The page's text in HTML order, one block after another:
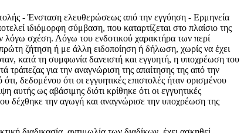
- Ένσταση ελευθερώσεως από την εγγύηση - Ερμηνεία
ιδιόμορφη σύμβαση, που καταρτίζεται στο πλαίσιο της
λόγω σχέση. Λόγω του ενδοτικού χαρακτήρα των περί
ζήτηση ή με άλλη ειδοποίηση ή δήλωση, χωρίς να έχει
κατά τη συμφωνία δανειστή και εγγυητή, η υποχρέωση του
τράπεζας για την αναγνώριση της απαίτησης της από την
δεδομένου ότι οι εγγυητικές επιστολές ήταν ορισμένου
ως αβάσιμης διότι κρίθηκε ότι οι εγγυητικές
δέχθηκε την αγωγή και αναγνώρισε την υποχρέωση της